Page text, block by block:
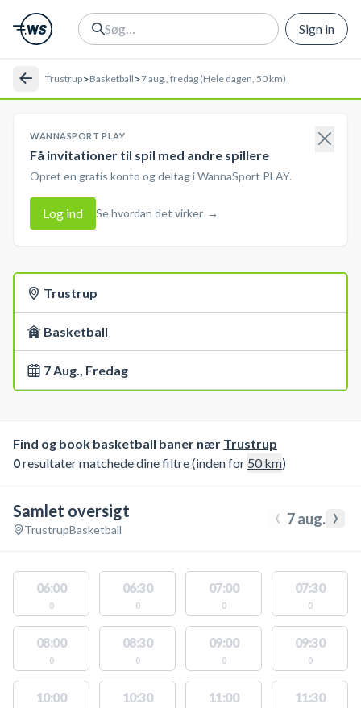
Sign in
Trustrup>Basketball >7 aug., fredag (Hele dagen, 50 km)
WANNASPORT PLAY
Få invitationer til spil med andre spillere
Opret en gratis konto og deltag i WannaSport PLAY.
Log ind Se hvordan det virker →
Trustrup
Basketball
7 Aug., Fredag
Find og book basketball baner nær Trustrup
0resultater matchede dine filtre (inden for 50km)
Samlet oversigt
TrustrupBasketball ‹ 7 aug. ›
06:00
0
06:30
0
07:00
0
07:30
0
08:00
0
08:30
0
09:00
0
09:30
0
10:00 10:30 11:00 11:30